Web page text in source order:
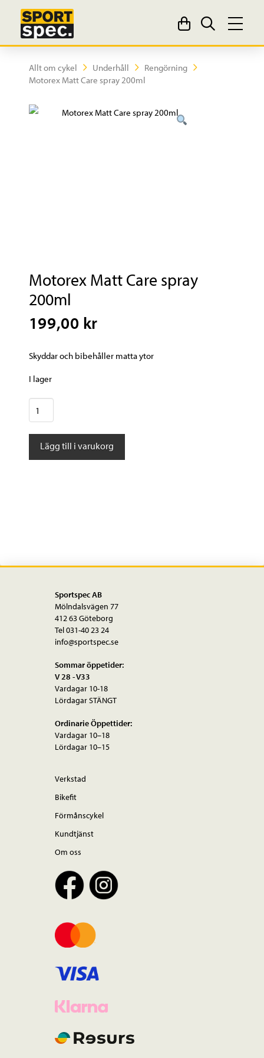
Allt om cykel Underhåll
Rengörning
Motorex Matt Care spray 200ml
Motorex Matt Care spray
200ml
199,00 kr
Skyddar och bibehåller matta ytor
I lager
Motorex
Matt
Care
sprayLägg till i varukorg
Sportspec AB
Mölndalsvägen 77
412 63 Göteborg
Tel 031-40 23 24
info@sportspec.se
Sommar öppetider:
V 28 - V33
Vardagar 10-18
Lördagar STÄNGT
Ordinarie Öppettider:
Vardagar 10–18
Lördagar 10–15
Verkstad
Bikefit
Förmånscykel
Kundtjänst
Om oss